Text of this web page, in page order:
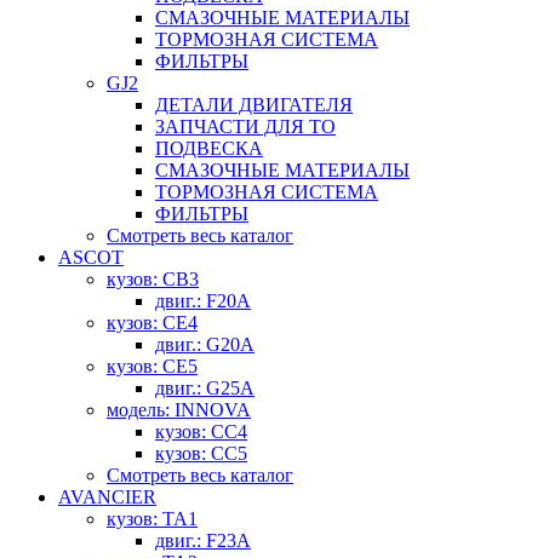
СМАЗОЧНЫЕ МАТЕРИАЛЫ
ТОРМОЗНАЯ СИСТЕМА
ФИЛЬТРЫ
GJ2
ДЕТАЛИ ДВИГАТЕЛЯ
ЗАПЧАСТИ ДЛЯ ТО
ПОДВЕСКА
СМАЗОЧНЫЕ МАТЕРИАЛЫ
ТОРМОЗНАЯ СИСТЕМА
ФИЛЬТРЫ
Смотреть весь каталог
ASCOT
кузов: CB3
двиг.: F20A
кузов: CE4
двиг.: G20A
кузов: CE5
двиг.: G25A
модель: INNOVA
кузов: CC4
кузов: CC5
Смотреть весь каталог
AVANCIER
кузов: TA1
двиг.: F23A